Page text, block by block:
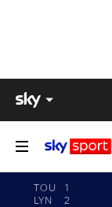
TOU
1
LYN
2